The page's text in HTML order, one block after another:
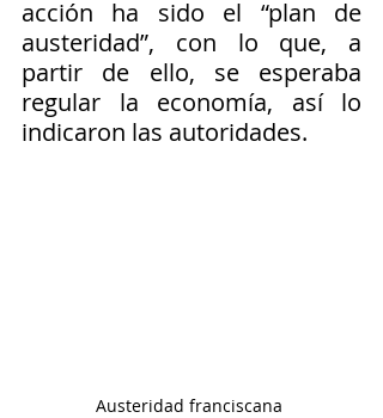
acción ha sido el “plan de
austeridad”, con lo que, a
partir de ello, se esperaba
regular la economía, así lo
indicaron las autoridades.
Austeridad franciscana